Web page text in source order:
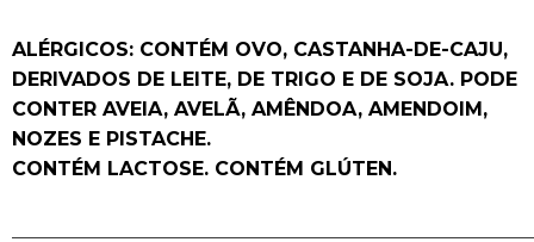
ALÉRGICOS: CONTÉM OVO, CASTANHA-DE-CAJU,
DERIVADOS DE LEITE, DE TRIGO E DE SOJA. PODE
CONTER AVEIA, AVELÃ, AMÊNDOA, AMENDOIM,
NOZES E PISTACHE.
CONTÉM LACTOSE. CONTÉM GLÚTEN.